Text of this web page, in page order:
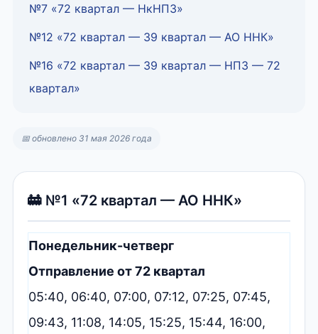
№7 «72 квартал — НкНПЗ»
№12 «72 квартал — 39 квартал — АО ННК»
№16 «72 квартал — 39 квартал — НПЗ — 72
квартал»
📅 обновлено 31 мая 2026 года
🚋 №1 «72 квартал — АО ННК»
Понедельник-четверг
Отправление от 72 квартал
05:40, 06:40, 07:00, 07:12, 07:25, 07:45,
09:43, 11:08, 14:05, 15:25, 15:44, 16:00,